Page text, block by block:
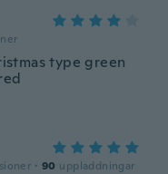
type green
· 90 uppladdningar